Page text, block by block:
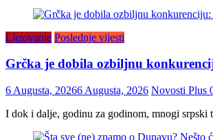
Ljetovanje Poslednje vijesti
Grčka je dobila ozbiljnu
6 Augusta, 20266 Augusta, 2026 Novosti Plus
I dok i dalje, godinu za godinom, mnogi